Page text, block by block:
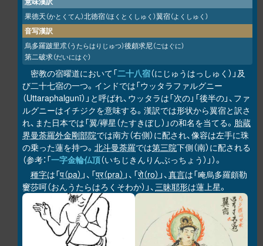
果徳天（かとくてん）北徳宿（ほくとくしゅく）翼宿（よくしゅく）
音写漢訳
烏多羅跛里朮（うたらはりじゅつ）後頗求尼（ごはぐに）
第二破求（だいにはぐ）
密教の宿曜道において「二十八宿（にじゅうはっしゅく）」及
び二十七宿の一つ。インドでは「ウッタラファルグニー
（Uttaraphalgunī）」と呼ばれ、ウッタラは「次の」「後半の」、ファ
ルグニーはイチジクを意味する。漢訳では形状から翼宿と訳さ
れ、また日本では「翼/襷星（たすきぼし）」の和名を当てる。 胎蔵
界曼荼羅外金剛部院では南方（右側）に配され、像容は左手に珠
の乗った蓮を持つ。 北斗曼荼羅では第三院下側（南）に配される
（参考：「一字金輪仏頂（いちじきんりんぶっちょう）」）。
種字は「प（pa） 」、「प्र（pra） 」、「रो（ro） 」、真言は「唵烏多羅頗勒
窶莎呵（おんうたらはろくそわか）」、三昧耶形は蓮上星。